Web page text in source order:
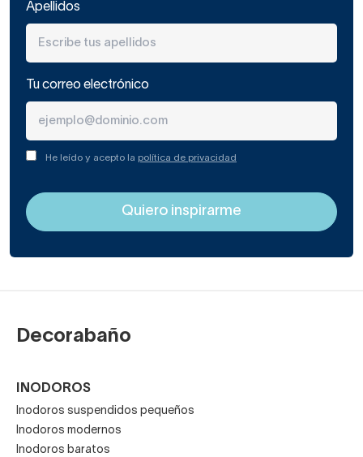
Apellidos
Tu correo electrónico
He leído y acepto la política de privacidad
Decorabaño
INODOROS
Inodoros suspendidos pequeños
Inodoros modernos
Inodoros baratos